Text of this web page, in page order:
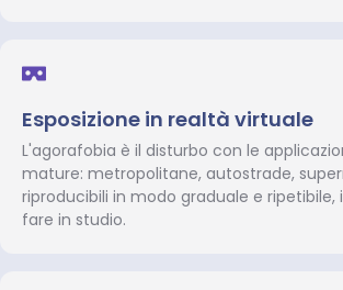
Esposizione in realtà virtuale
L'agorafobia è il disturbo con le
mature: metropolitane, autostrade,
riproducibili in modo graduale e ripetibile,
fare in studio.